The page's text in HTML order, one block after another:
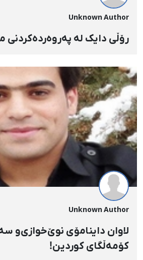
Unknown Author
رۆڵی دایک لە پەروەردەکردنی
Unknown Author
لاوان داینا‌مۆی نوێ‌خواز‌ی‌و
کۆمه‌ڵگای کوردین!